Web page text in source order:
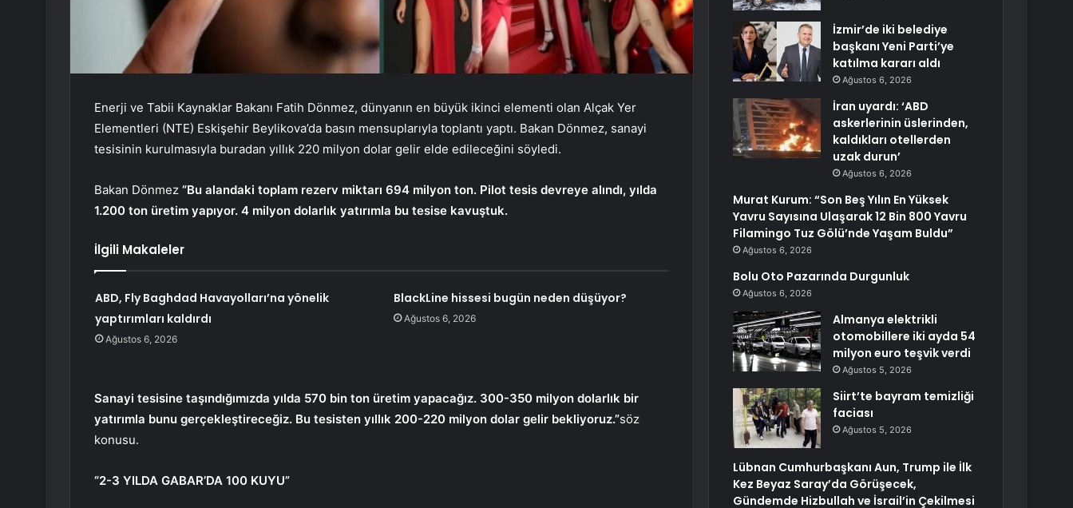
Enerji ve Tabii Kaynaklar Bakanı Fatih Dönmez, dünyanın en büyük ikinci elementi olan Alçak Yer
Elementleri (NTE) Eskişehir Beylikova’da basın mensuplarıyla toplantı yaptı. Bakan Dönmez, sanayi
tesisinin kurulmasıyla buradan yıllık 220 milyon dolar gelir elde edileceğini söyledi.
Bakan Dönmez “Bu alandaki toplam rezerv miktarı 694 milyon ton. Pilot tesis devreye alındı, yılda
1.200 ton üretim yapıyor. 4 milyon dolarlık yatırımla bu tesise kavuştuk.
İlgili Makaleler
ABD, Fly Baghdad Havayolları’na yönelik
yaptırımları kaldırdı
Ağustos 6, 2026
BlackLine hissesi bugün neden düşüyor?
Ağustos 6, 2026
Sanayi tesisine taşındığımızda yılda 570 bin ton üretim yapacağız. 300-350 milyon dolarlık bir
yatırımla bunu gerçekleştireceğiz. Bu tesisten yıllık 200-220 milyon dolar gelir bekliyoruz.”söz
konusu.
“2-3 YILDA GABAR’DA 100 KUYU”
İzmir’de iki belediye
başkanı Yeni Parti’ye
katılma kararı aldı
Ağustos 6, 2026
İran uyardı: ‘ABD
askerlerinin üslerinden,
kaldıkları otellerden
uzak durun’
Ağustos 6, 2026
Murat Kurum: “Son Beş Yılın En Yüksek
Yavru Sayısına Ulaşarak 12 Bin 800 Yavru
Filamingo Tuz Gölü’nde Yaşam Buldu”
Ağustos 6, 2026
Bolu Oto Pazarında Durgunluk
Ağustos 6, 2026
Almanya elektrikli
otomobillere iki ayda 54
milyon euro teşvik verdi
Ağustos 5, 2026
Siirt’te bayram temizliği
faciası
Ağustos 5, 2026
Lübnan Cumhurbaşkanı Aun, Trump ile İlk
Kez Beyaz Saray’da Görüşecek,
Gündemde Hizbullah ve İsrail’in Çekilmesi